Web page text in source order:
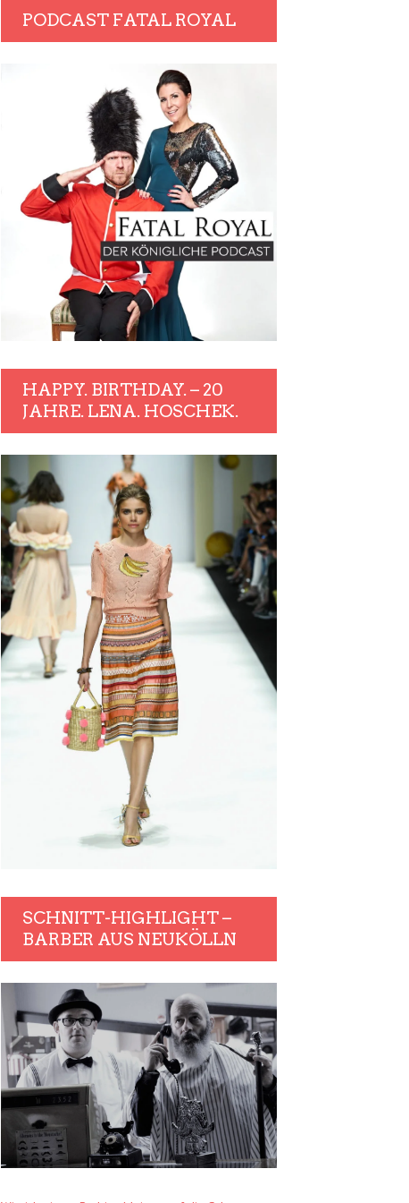
PODCAST FATAL ROYAL
HAPPY. BIRTHDAY. – 20
JAHRE. LENA. HOSCHEK.
SCHNITT-HIGHLIGHT –
BARBER AUS NEUKÖLLN